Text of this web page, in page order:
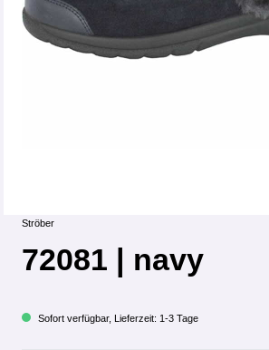
Ströber
72081 | navy
Sofort verfügbar, Lieferzeit: 1-3 Tage